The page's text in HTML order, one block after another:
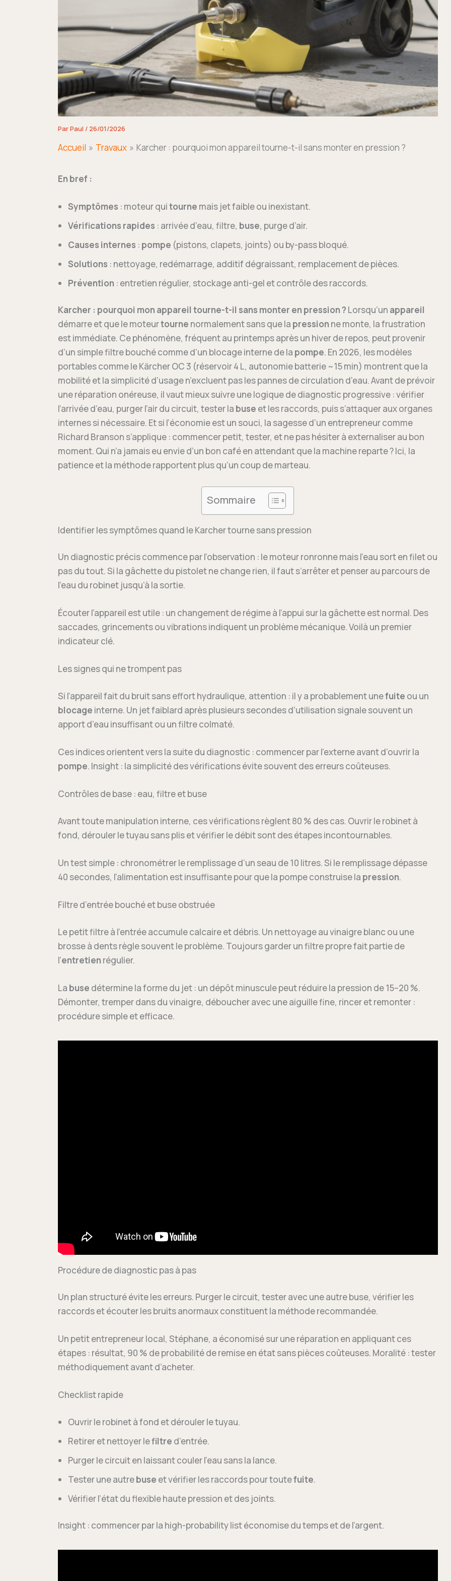
ParPaul / 26/01/2026
Accueil Travaux Karcher : pourquoi mon appareil tourne-t-il sans monter en pression ?
En bref :
Symptômes : moteur quitourne mais jet faible ou inexistant.
Vérifications rapides : arrivée d’eau, filtre, buse, purge d’air.
Causes internes : pompe (pistons, clapets, joints) ou by-pass bloqué.
Solutions : nettoyage, redémarrage, additif dégraissant, remplacement de pièces.
Prévention : entretien régulier, stockage anti-gel et contrôle des raccords.
Karcher : pourquoi mon appareil tourne-t-il sans monter en pression ? Lorsqu’un appareil
démarre et que le moteurtourne normalement sans que la pression ne monte, la frustration
est immédiate. Ce phénomène, fréquent au printemps après un hiver de repos, peut provenir
d’un simple filtre bouché comme d’un blocage interne de la pompe. En 2026, les modèles
portables comme le Kärcher OC 3 (réservoir 4 L, autonomie batterie ~15 min) montrent que la
mobilité et la simplicité d’usage n’excluent pas les pannes de circulation d’eau. Avant de prévoir
une réparation onéreuse, il vaut mieux suivre une logique de diagnostic progressive : vérifier
l’arrivée d’eau, purger l’air du circuit, tester la buse et les raccords, puis s’attaquer aux organes
internes si nécessaire. Et si l’économie est un souci, la sagesse d’un entrepreneur comme
Richard Branson s’applique : commencer petit, tester, et ne pas hésiter à externaliser au bon
moment. Qui n’a jamais eu envie d’un bon café en attendant que la machine reparte ? Ici, la
patience et la méthode rapportent plus qu’un coup de marteau.
Sommaire
Identifier les symptômes quand le Karcher tourne sans pression
Un diagnostic précis commence par l’observation : le moteur ronronne mais l’eau sort en filet ou
pas du tout. Si la gâchette du pistolet ne change rien, il faut s’arrêter et penser au parcours de
l’eau du robinet jusqu’à la sortie.
Écouter l’appareil est utile : un changement de régime à l’appui sur la gâchette est normal. Des
saccades, grincements ou vibrations indiquent un problème mécanique. Voilà un premier
indicateur clé.
Les signes qui ne trompent pas
Si l’appareil fait du bruit sans effort hydraulique, attention : il y a probablement unefuite ou un
blocage interne. Un jet faiblard après plusieurs secondes dʼutilisation signale souvent un
apport d’eau insuffisant ou un filtre colmaté.
Ces indices orientent vers la suite du diagnostic : commencer par l’externe avant d’ouvrir la
pompe. Insight : la simplicité des vérifications évite souvent des erreurs coûteuses.
Contrôles de base : eau, filtre et buse
Avant toute manipulation interne, ces vérifications règlent 80 % des cas. Ouvrir le robinet à
fond, dérouler le tuyau sans plis et vérifier le débit sont des étapes incontournables.
Un test simple : chronométrer le remplissage d’un seau de 10 litres. Si le remplissage dépasse
40 secondes, l’alimentation est insuffisante pour que la pompe construise la pression.
Filtre d’entrée bouché et buse obstruée
Le petit filtre à l’entrée accumule calcaire et débris. Un nettoyage au vinaigre blanc ou une
brosse à dents règle souvent le problème. Toujours garder un filtre propre fait partie de
l’entretien régulier.
La buse détermine la forme du jet : un dépôt minuscule peut réduire la pression de 15–20 %.
Démonter, tremper dans du vinaigre, déboucher avec une aiguille fine, rincer et remonter :
procédure simple et efficace.
Procédure de diagnostic pas à pas
Un plan structuré évite les erreurs. Purger le circuit, tester avec une autre buse, vérifier les
raccords et écouter les bruits anormaux constituent la méthode recommandée.
Un petit entrepreneur local, Stéphane, a économisé sur une réparation en appliquant ces
étapes : résultat, 90 % de probabilité de remise en état sans pièces coûteuses. Moralité : tester
méthodiquement avant d’acheter.
Checklist rapide
Ouvrir le robinet à fond et dérouler le tuyau.
Retirer et nettoyer lefiltre d’entrée.
Purger le circuit en laissant couler l’eau sans la lance.
Tester une autrebuse et vérifier les raccords pour toutefuite.
Vérifier l’état du flexible haute pression et des joints.
Insight : commencer par la high-probability list économise du temps et de l’argent.